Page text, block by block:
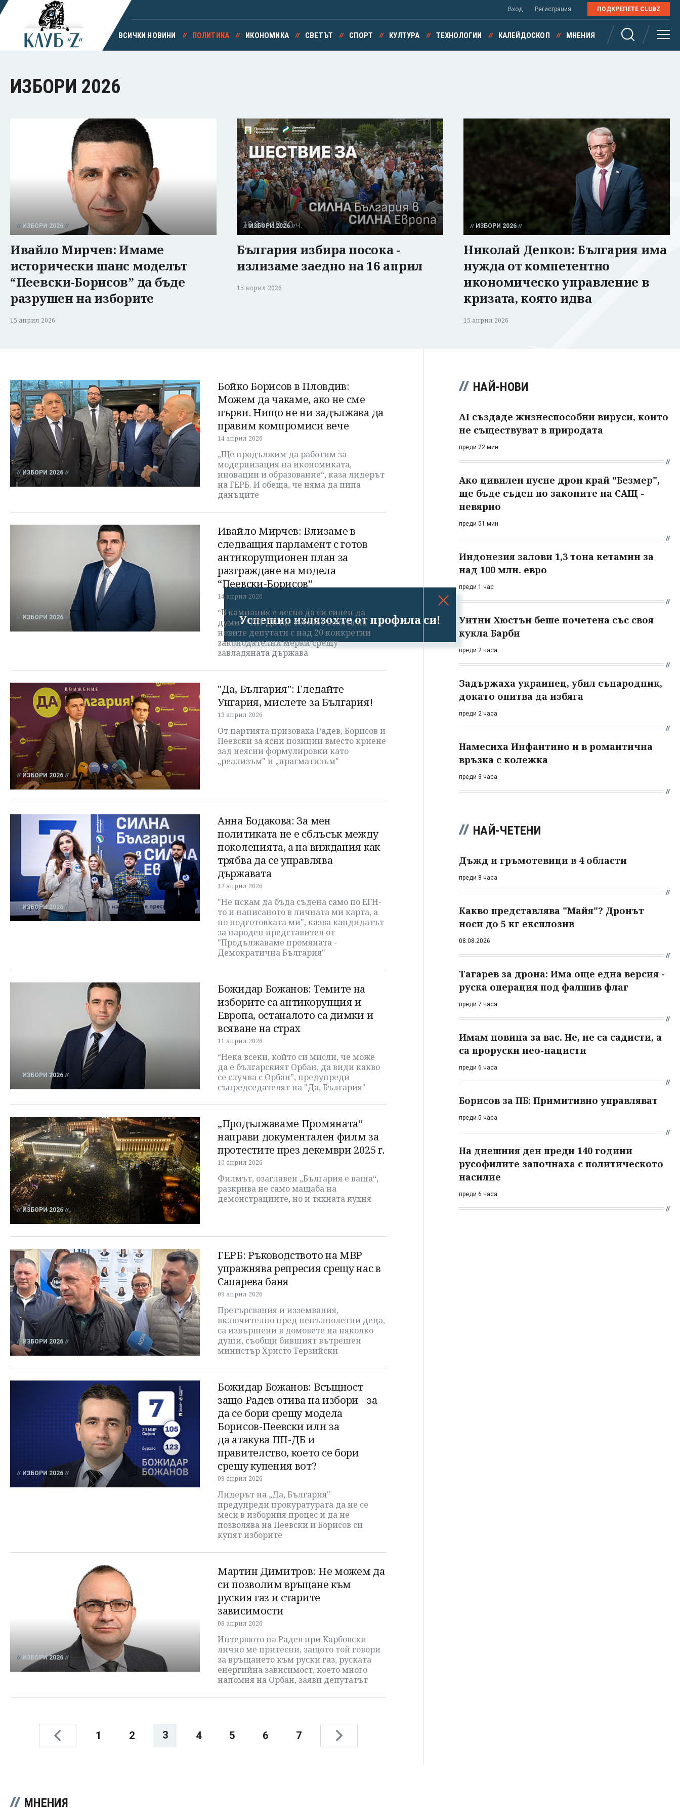
Успешно излязохте от профила си!
Вход Регистрация ПОДКРЕПЕТЕ CLUBZ
ВСИЧКИ НОВИНИ ПОЛИТИКА ИКОНОМИКА СВЕТЪТ СПОРТ КУЛТУРА ТЕХНОЛОГИИ КАЛЕЙДОСКОП МНЕНИЯ
ИЗБОРИ 2026
ИЗБОРИ 2026
Ивайло Мирчев: Имаме
исторически шанс моделът
“Пеевски-Борисов” да бъде
разрушен на изборите
15 април 2026
ИЗБОРИ 2026
България избира посока -
излизаме заедно на 16 април
15 април 2026
ИЗБОРИ 2026
Николай Денков: България има
нужда от компетентно
икономическо управление в
кризата, която идва
15 април 2026
ИЗБОРИ 2026
Бойко Борисов в Пловдив:
Можем да чакаме, ако не сме
първи. Нищо не ни задължава да
правим компромиси вече
14 април 2026
„Ще продължим да работим за
модернизация на икономиката,
иновации и образование“, каза лидерът
на ГЕРБ. И обеща, че няма да пипа
данъците
ИЗБОРИ 2026
Ивайло Мирчев: Влизаме в
следващия парламент с готов
антикорупционен план за
разграждане на модела
“Пеевски-Борисов”
14 април 2026
“В кампания е лесно да си силен да
думи” - ПП-ДБ ще тестват волята на
новите депутати с над 20 конкретни
законодателни мерки срещу
завладяната държава
ИЗБОРИ 2026
"Да, България": Гледайте
Унгария, мислете за България!
13 април 2026
От партията призоваха Радев, Борисов и
Пеевски за ясни позиции вместо криене
зад неясни формулировки като
„реализъм" и „прагматизъм"
ИЗБОРИ 2026
Анна Бодакова: За мен
политиката не е сблъсък между
поколенията, а на виждания как
трябва да се управлява
държавата
12 април 2026
"Не искам да бъда съдена само по ЕГН-
то и написаното в личната ми карта, а
по подготовката ми", казва кандидатът
за народен представител от
"Продължаваме промяната -
Демократична България"
ИЗБОРИ 2026
Божидар Божанов: Темите на
изборите са антикорупция и
Европа, останалото са димки и
всяване на страх
11 април 2026
“Нека всеки, който си мисли, че може
да е българският Орбан, да види какво
се случва с Орбан”, предупреди
съпредседателят на "Да, България"
ИЗБОРИ 2026
„Продължаваме Промяната“
направи документален филм за
протестите през декември 2025 г.
10 април 2026
Филмът, озаглавен „България е ваша“,
разкрива не само мащаба на
демонстрациите, но и тяхната кухня
ИЗБОРИ 2026
ГЕРБ: Ръководството на МВР
упражнява репресия срещу нас в
Сапарева баня
09 април 2026
Претърсвания и изземвания,
включително пред непълнолетни деца,
са извършени в домовете на няколко
души, съобщи бившият вътрешен
министър Христо Терзийски
ИЗБОРИ 2026
Божидар Божанов: Всъщност
защо Радев отива на избори - за
да се бори срещу модела
Борисов-Пеевски или за
да атакува ПП-ДБ и
правителство, което се бори
срещу купения вот?
09 април 2026
Лидерът на „Да, България"
предупреди прокуратурата да не се
меси в изборния процес и да не
позволява на Пеевски и Борисов си
купят изборите
ИЗБОРИ 2026
Мартин Димитров: Не можем да
си позволим връщане към
руския газ и старите
зависимости
08 април 2026
Интервюто на Радев при Карбовски
лично ме притесни, защото той говори
за връщането към руски газ, руската
енергийна зависимост, което много
напомня на Орбан, заяви депутатът
1 2 3 4 5 6 7
НАЙ-НОВИ
AI създаде жизнеспособни вируси, които
не съществуват в природата
преди 22 мин
Ако цивилен пусне дрон край "Безмер",
ще бъде съден по законите на САЩ -
невярно
преди 51 мин
Индонезия залови 1,3 тона кетамин за
над 100 млн. евро
преди 1 час
Уитни Хюстън беше почетена със своя
кукла Барби
преди 2 часа
Задържаха украинец, убил сънародник,
докато опитва да избяга
преди 2 часа
Намесиха Инфантино и в романтична
връзка с колежка
преди 3 часа
НАЙ-ЧЕТЕНИ
Дъжд и гръмотевици в 4 области
преди 8 часа
Какво представлява "Майя"? Дронът
носи до 5 кг експлозив
08.08.2026
Тагарев за дрона: Има още една версия -
руска операция под фалшив флаг
преди 7 часа
Имам новина за вас. Не, не са садисти, а
са проруски нео-нацисти
преди 6 часа
Борисов за ПБ: Примитивно управляват
преди 5 часа
На днешния ден преди 140 години
русофилите започнаха с политическото
насилие
преди 6 часа
МНЕНИЯ